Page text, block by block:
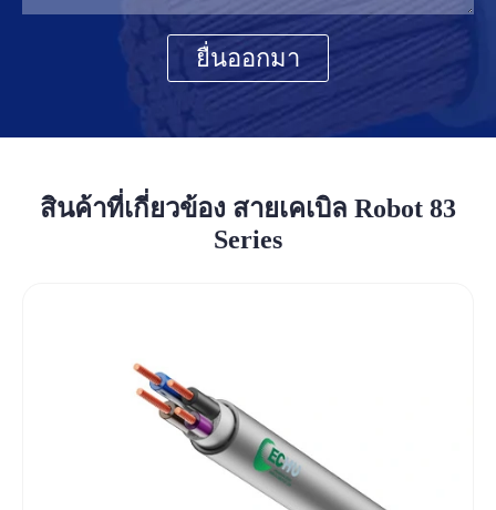
ยื่นออกมา
สินค้าที่เกี่ยวข้อง สายเคเบิล Robot 83
Series